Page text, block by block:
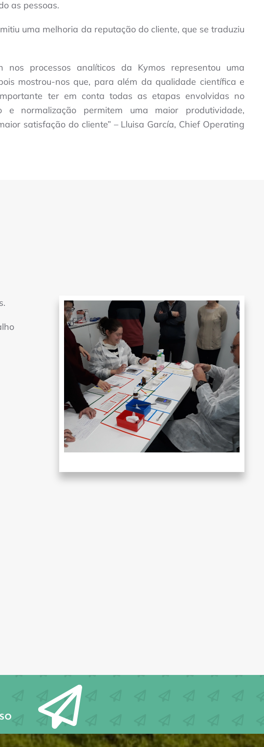
as pessoas.
uma melhoria da reputação do cliente, que se traduziu
nos processos analíticos da Kymos representou uma
mostrou-nos que, para além da qualidade científica e
ter em conta todas as etapas envolvidas no
normalização permitem uma maior produtividade,
satisfação do cliente” – Lluisa García, Chief Operating